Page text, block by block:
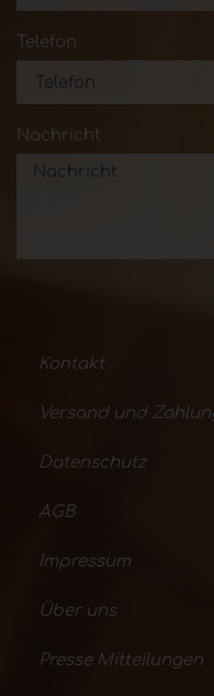
Telefon
Nachricht
Kontakt
Versand und
Datenschutz
AGB
Impressum
Über uns
Presse Mitteilungen